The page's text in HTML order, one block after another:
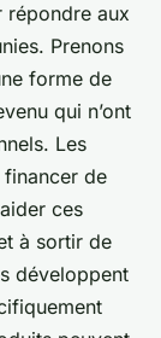
répondre aux
Prenons
forme de
qui n’ont
Les
de
ces
à sortir de
développent